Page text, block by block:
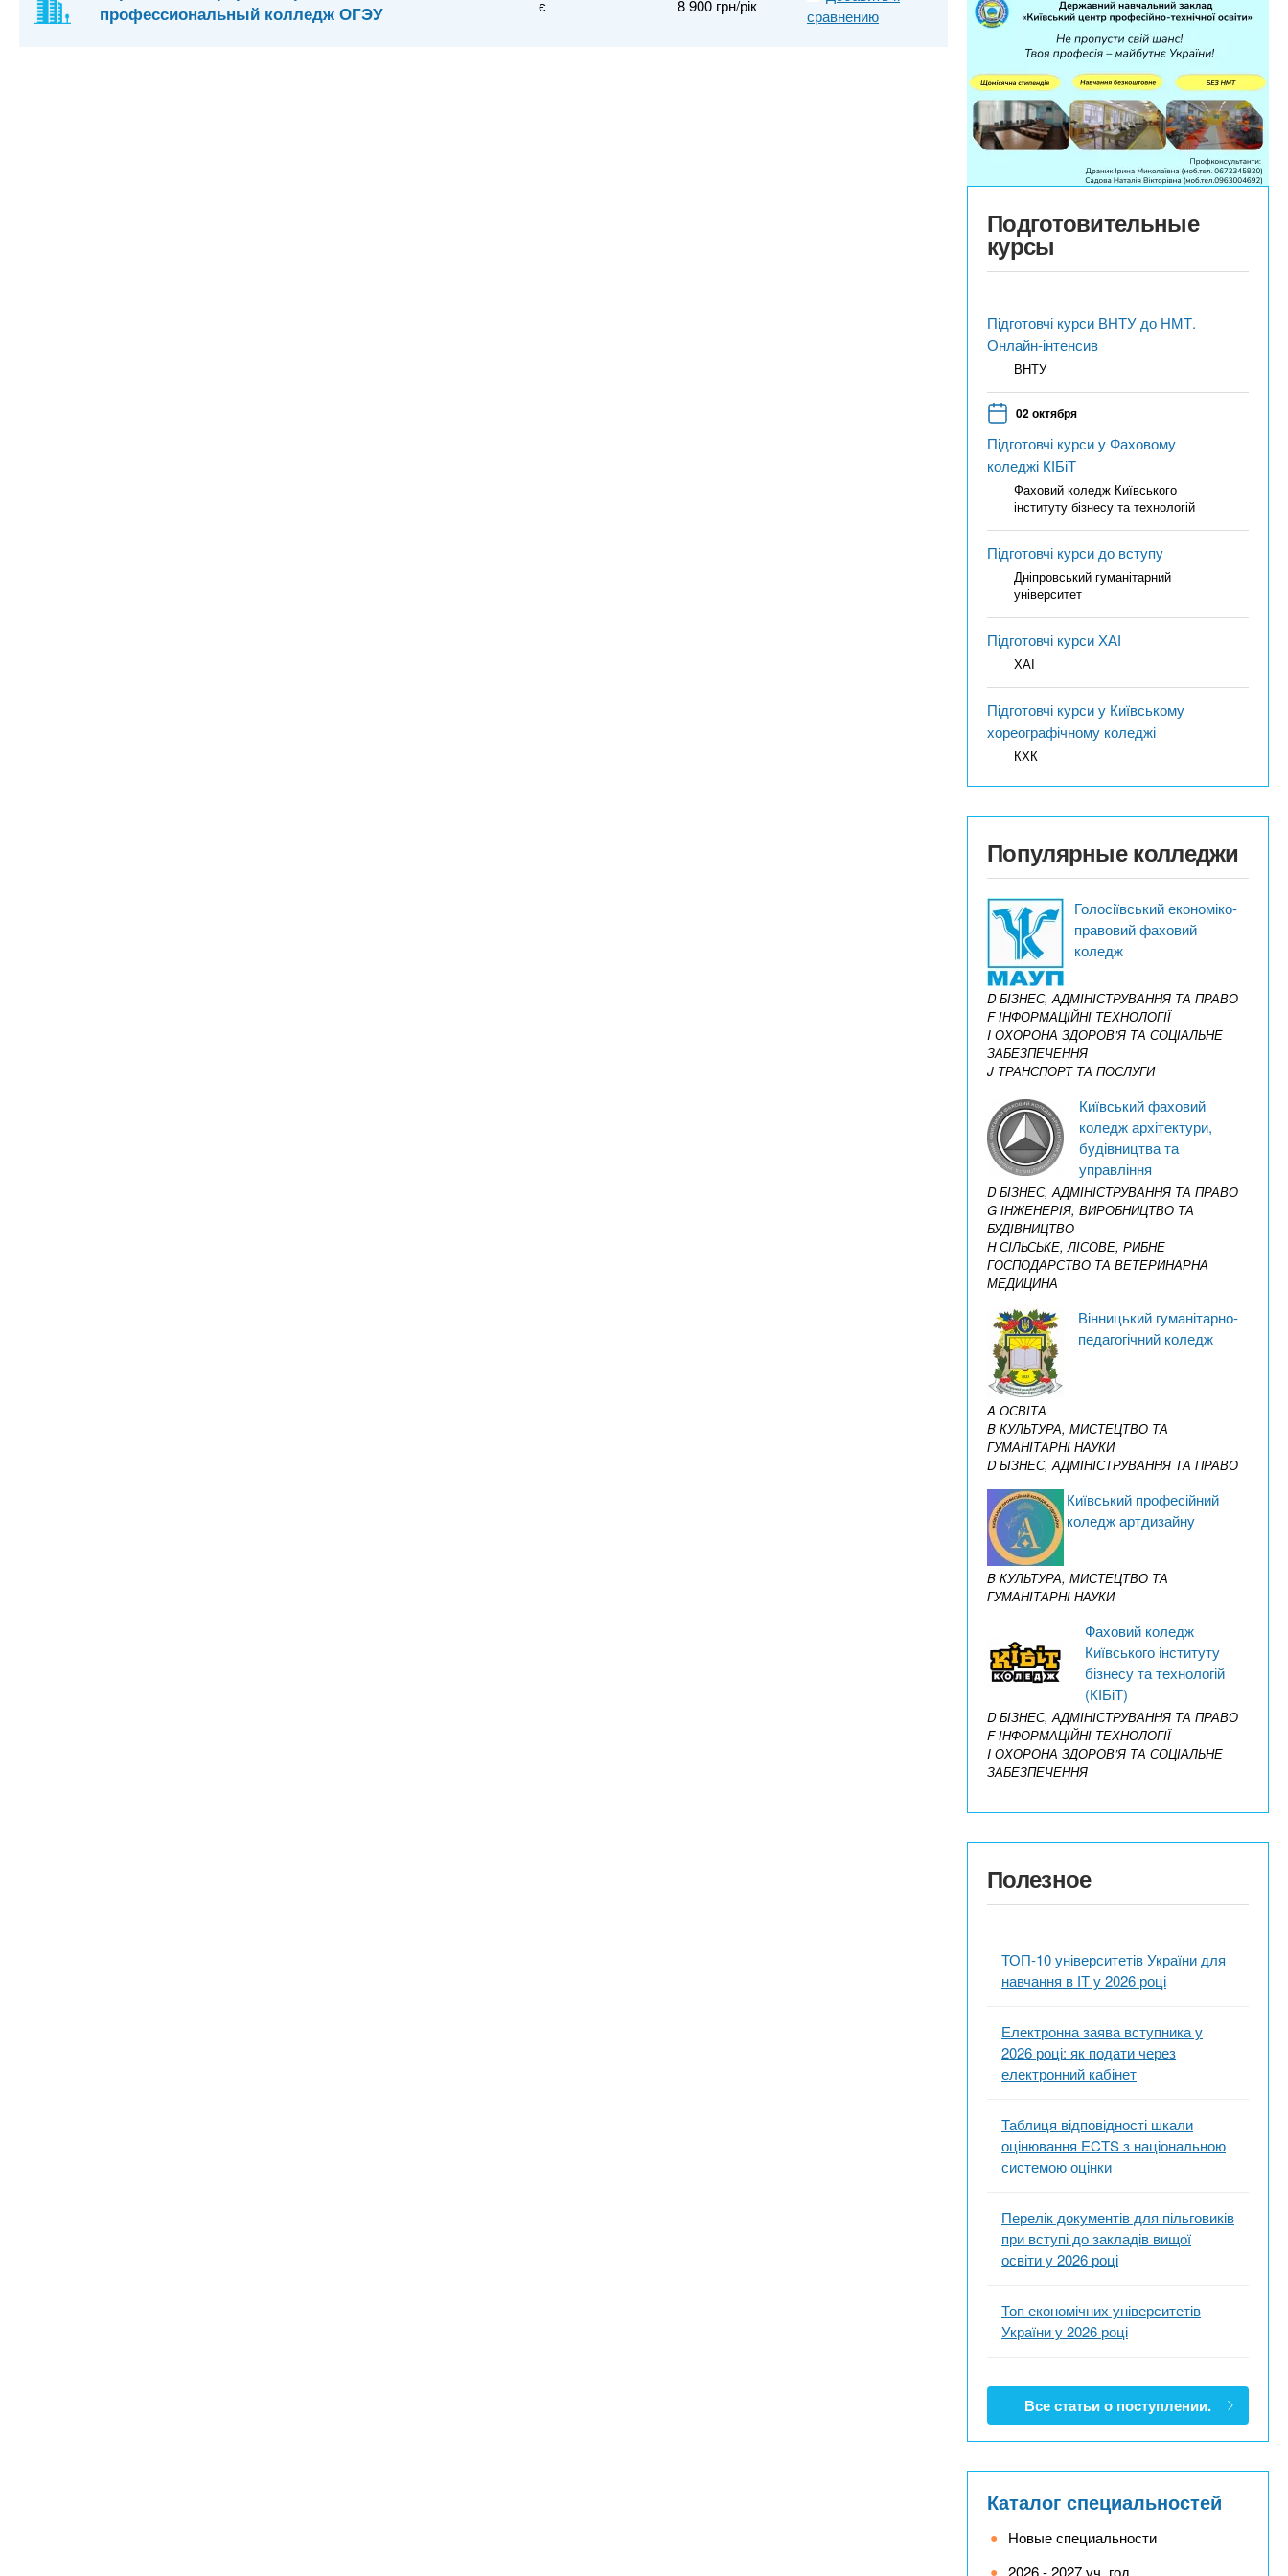
профессиональный колледж ОГЭУ
є 8 900 грн/рік
сравнению
Подготовительные
курсы
Підготовчі курси ВНТУ до НМТ.
Онлайн-інтенсив
ВНТУ
02 октября
Підготовчі курси у Фаховому
коледжі КІБіТ
Фаховий коледж Київського
інституту бізнесу та технологій
Підготовчі курси до вступу
Дніпровський гуманітарний
університет
Підготовчі курси ХАІ
ХАІ
Підготовчі курси у Київському
хореографічному коледжі
КХК
Популярные колледжи
Голосіївський економіко-
правовий фаховий
коледж
D БІЗНЕС, АДМІНІСТРУВАННЯ ТА ПРАВО
F ІНФОРМАЦІЙНІ ТЕХНОЛОГІЇ
I ОХОРОНА ЗДОРОВ’Я ТА СОЦІАЛЬНЕ
ЗАБЕЗПЕЧЕННЯ
J ТРАНСПОРТ ТА ПОСЛУГИ
Київський фаховий
коледж архітектури,
будівництва та
управління
D БІЗНЕС, АДМІНІСТРУВАННЯ ТА ПРАВО
G ІНЖЕНЕРІЯ, ВИРОБНИЦТВО ТА
БУДІВНИЦТВО
H СІЛЬСЬКЕ, ЛІСОВЕ, РИБНЕ
ГОСПОДАРСТВО ТА ВЕТЕРИНАРНА
МЕДИЦИНА
Вінницький гуманітарно-
педагогічний коледж
A ОСВІТА
B КУЛЬТУРА, МИСТЕЦТВО ТА
ГУМАНІТАРНІ НАУКИ
D БІЗНЕС, АДМІНІСТРУВАННЯ ТА ПРАВО
Київський професійний
коледж артдизайну
B КУЛЬТУРА, МИСТЕЦТВО ТА
ГУМАНІТАРНІ НАУКИ
Фаховий коледж
Київського інституту
бізнесу та технологій
(КІБіТ)
D БІЗНЕС, АДМІНІСТРУВАННЯ ТА ПРАВО
F ІНФОРМАЦІЙНІ ТЕХНОЛОГІЇ
I ОХОРОНА ЗДОРОВ’Я ТА СОЦІАЛЬНЕ
ЗАБЕЗПЕЧЕННЯ
Полезное
ТОП-10 університетів України для
навчання в ІТ у 2026 році
Електронна заява вступника у
2026 році: як подати через
електронний кабінет
Таблиця відповідності шкали
оцінювання ECTS з національною
системою оцінки
Перелік документів для пільговиків
при вступі до закладів вищої
освіти у 2026 році
Топ економічних університетів
України у 2026 році
Все статьи о поступлении.
Каталог специальностей
Новые специальности
2026 - 2027 уч. год